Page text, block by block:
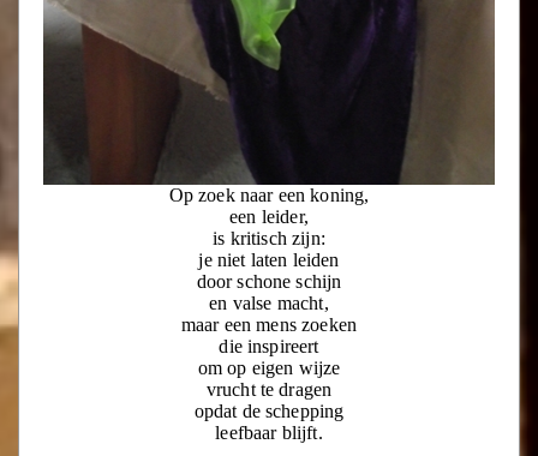
Op zoek naar een koning,
een leider,
is kritisch zijn:
je niet laten leiden
door schone schijn
en valse macht,
maar een mens zoeken
die inspireert
om op eigen wijze
vrucht te dragen
opdat de schepping
leefbaar blijft.